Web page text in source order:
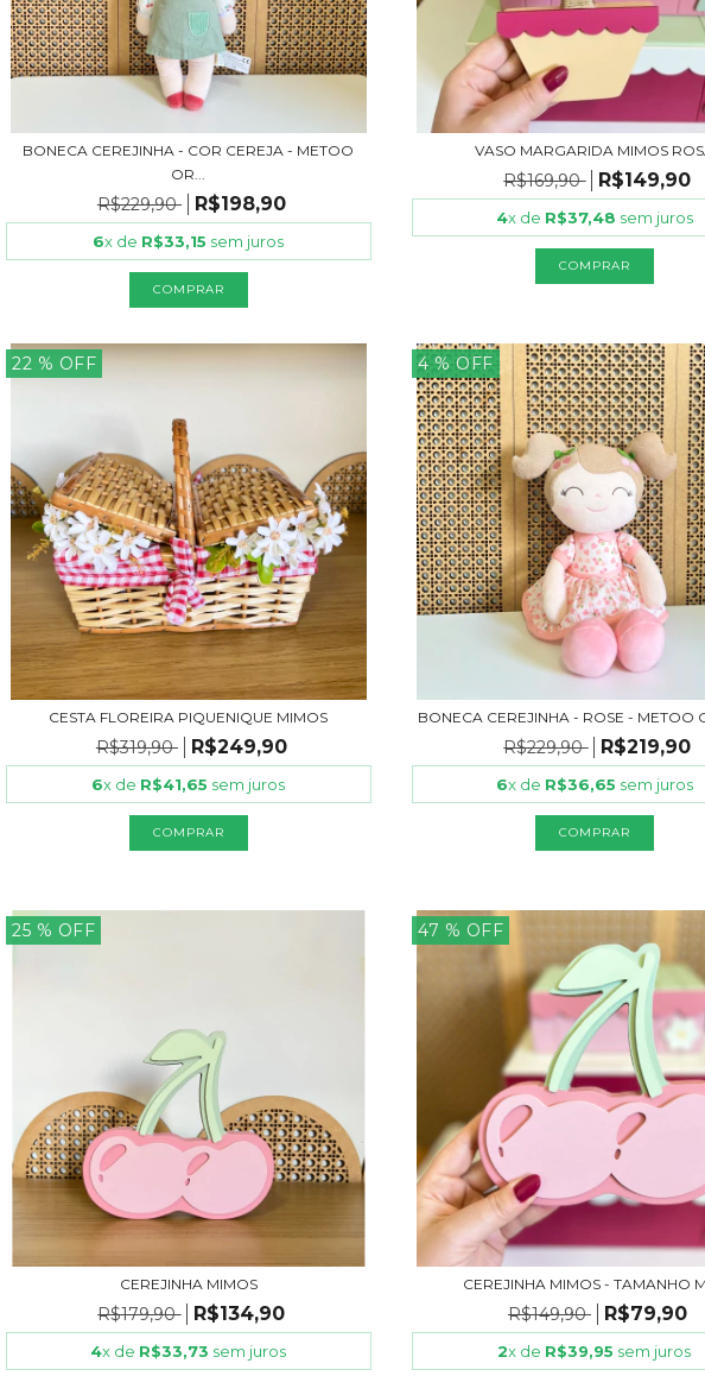
BONECA CEREJINHA - COR CEREJA - METOO
OR...
R$229,90 R$198,90
6x de R$33,15 sem juros
VASO MARGARIDA MIMOS
R$169,90 R$149,90
4x de R$37,48 sem juros
22 % OFF
CESTA FLOREIRA PIQUENIQUE MIMOS
R$319,90 R$249,90
6x de R$41,65 sem juros
4 % OFF
BONECA CEREJINHA - ROSE - METOO
R$229,90 R$219,90
6x de R$36,65 sem juros
25 % OFF
CEREJINHA MIMOS
R$179,90 R$134,90
4x de R$33,73 sem juros
47 % OFF
CEREJINHA MIMOS - TAMANHO
R$149,90 R$79,90
2x de R$39,95 sem juros